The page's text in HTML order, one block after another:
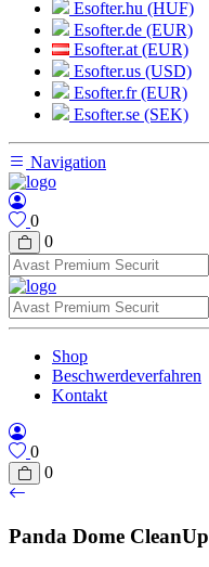
Esofter.hu (HUF)
Esofter.de (EUR)
Esofter.at (EUR)
Esofter.us (USD)
Esofter.fr (EUR)
Esofter.se (SEK)
Navigation
0
0
Shop
Beschwerdeverfahren
Kontakt
0
0
Panda Dome CleanUp